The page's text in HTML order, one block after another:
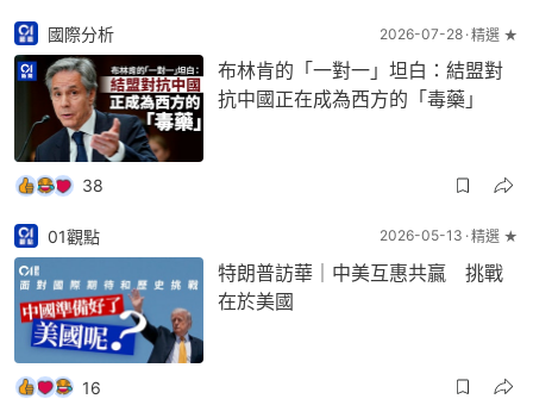
國際分析 2026-07-28 精選 ★
布林肯的「一對一」坦白：結盟對
抗中國正在成為西方的「毒藥」
38
01觀點 2026-05-13 精選 ★
特朗普訪華｜中美互惠共贏 挑戰
在於美國
16